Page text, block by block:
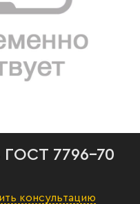
ГОСТ 7796-70
консультацию